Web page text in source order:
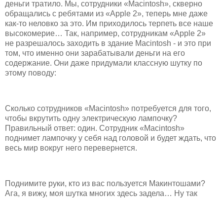
деньги тратило. Мы, сотрудники «Macintosh», скверно
обращались с ребятами из «Apple 2», теперь мне даже
как-то неловко за это. Им приходилось терпеть все наше
высокомерие… Так, например, сотрудникам «Apple 2»
не разрешалось заходить в здание Macintosh - и это при
том, что именно они зарабатывали деньги на его
содержание. Они даже придумали классную шутку по
этому поводу:
Сколько сотрудников «Macintosh» потребуется для того,
чтобы вкрутить одну электрическую лампочку?
Правильный ответ: один. Сотрудник «Macintosh»
поднимет лампочку у себя над головой и будет ждать, что
весь мир вокруг него перевернется.
Поднимите руки, кто из вас пользуется Макинтошами?
Ага, я вижу, моя шутка многих здесь задела… Ну так